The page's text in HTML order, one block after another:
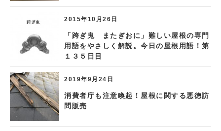
2015年10月26日
「跨ぎ鬼 またぎおに」難しい屋根の専門
用語をやさしく解説。今日の屋根用語！第
１３５日目
2019年9月24日
消費者庁も注意喚起！屋根に関する悪徳訪
問販売